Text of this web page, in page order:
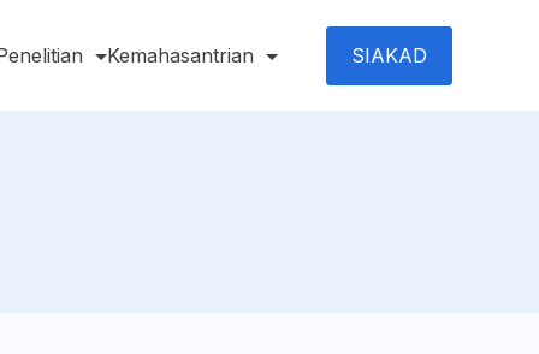
Kemahasantrian SIAKAD